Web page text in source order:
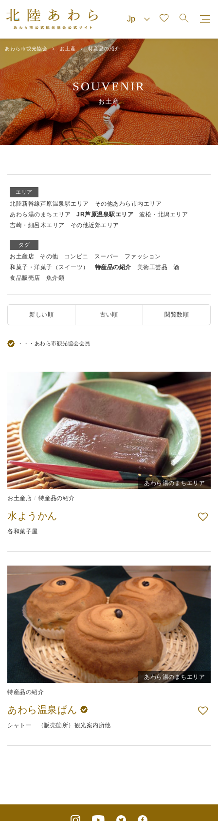
あわら市観光協会 お土産 特産品の紹介
SOUVENIR
お土産
エリア
北陸新幹線芦原温泉駅エリア
その他あわら市内エリア
あわら湯のまちエリア
JR芦原温泉駅エリア
波松・北潟エリア
吉崎・細呂木エリア
その他近郊エリア
タグ
お土産店 その他 コンビニ スーパー
ファッション
和菓子・洋菓子（スイーツ）
特産品の紹介 美術工芸品
酒
食品販売店
魚介類
新しい順 古い順 閲覧数順
・・・あわら市観光協会会員
あわら湯のまちエリア
お土産店 特産品の紹介
水ようかん
各和菓子屋
あわら湯のまちエリア
特産品の紹介
あわら温泉ぱん
シャトー （販売箇所）観光案内所他